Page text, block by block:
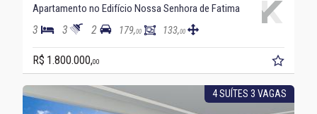
Apartamento no Edifício Nossa Senhora de Fatima
3 3 2 179,00 133,00
R$ 1.800.000,00
4 SUÍTES 3 VAGAS